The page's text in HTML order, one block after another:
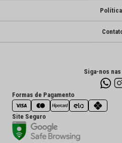
Siga-nos
Formas de Pagamento
Site Seguro